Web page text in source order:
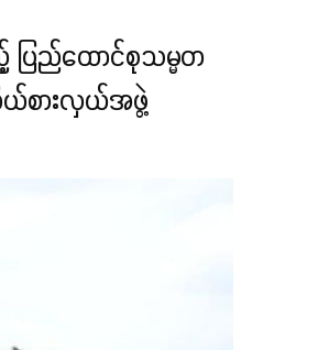
ြည်ထောင်စုသမ္မတ
ယ်စားလှယ်အဖွဲ့